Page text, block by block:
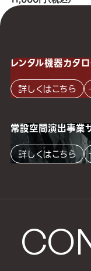
レンタル機器カタ
詳しくはこちら
常設空間演出事業
詳しくはこちら